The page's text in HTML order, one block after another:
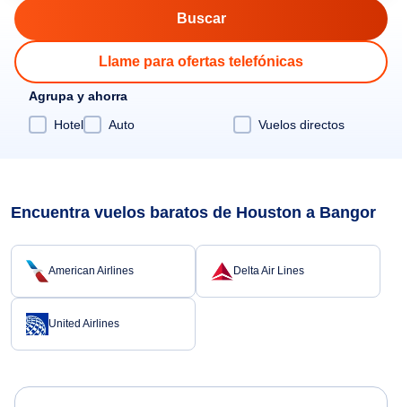
Llame para ofertas telefónicas
Agrupa y ahorra
Hotel
Auto Vuelos directos
Encuentra vuelos baratos de Houston a Bangor
American Airlines Delta Air Lines
United Airlines